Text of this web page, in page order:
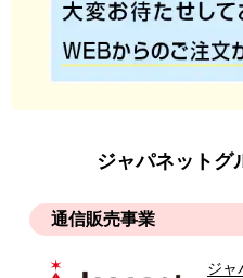
ジャパネットグ
通信販売事業
ジャ